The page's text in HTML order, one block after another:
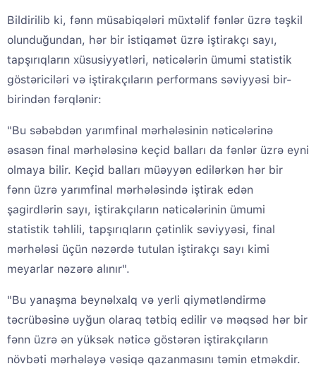
Bildirilib ki, fənn müsabiqələri müxtəlif fənlər üzrə təşkil
olunduğundan, hər bir istiqamət üzrə iştirakçı sayı,
tapşırıqların xüsusiyyətləri, nəticələrin ümumi statistik
göstəriciləri və iştirakçıların performans səviyyəsi bir-
birindən fərqlənir:
"Bu səbəbdən yarımfinal mərhələsinin nəticələrinə
əsasən final mərhələsinə keçid balları da fənlər üzrə eyni
olmaya bilir. Keçid balları müəyyən edilərkən hər bir
fənn üzrə yarımfinal mərhələsində iştirak edən
şagirdlərin sayı, iştirakçıların nəticələrinin ümumi
statistik təhlili, tapşırıqların çətinlik səviyyəsi, final
mərhələsi üçün nəzərdə tutulan iştirakçı sayı kimi
meyarlar nəzərə alınır".
"Bu yanaşma beynəlxalq və yerli qiymətləndirmə
təcrübəsinə uyğun olaraq tətbiq edilir və məqsəd hər bir
fənn üzrə ən yüksək nəticə göstərən iştirakçıların
növbəti mərhələyə vəsiqə qazanmasını təmin etməkdir.